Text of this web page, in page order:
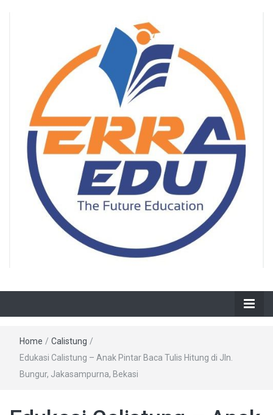
Home / Calistung /
Edukasi Calistung – Anak Pintar Baca Tulis Hitung di Jln.
Bungur, Jakasampurna, Bekasi